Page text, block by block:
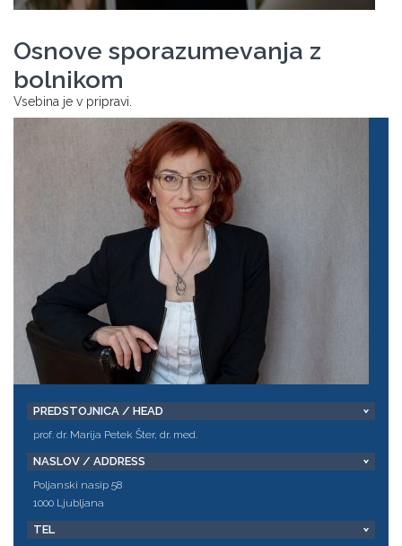
Osnove sporazumevanja z
bolnikom
Vsebina je v pripravi.
PREDSTOJNICA / HEAD
prof. dr. Marija Petek Šter, dr. med.
NASLOV / ADDRESS
Poljanski nasip 58
1000 Ljubljana
TEL